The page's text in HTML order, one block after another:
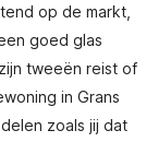
op de markt,
goed glas
tweeën reist of
in Grans
zoals jij dat